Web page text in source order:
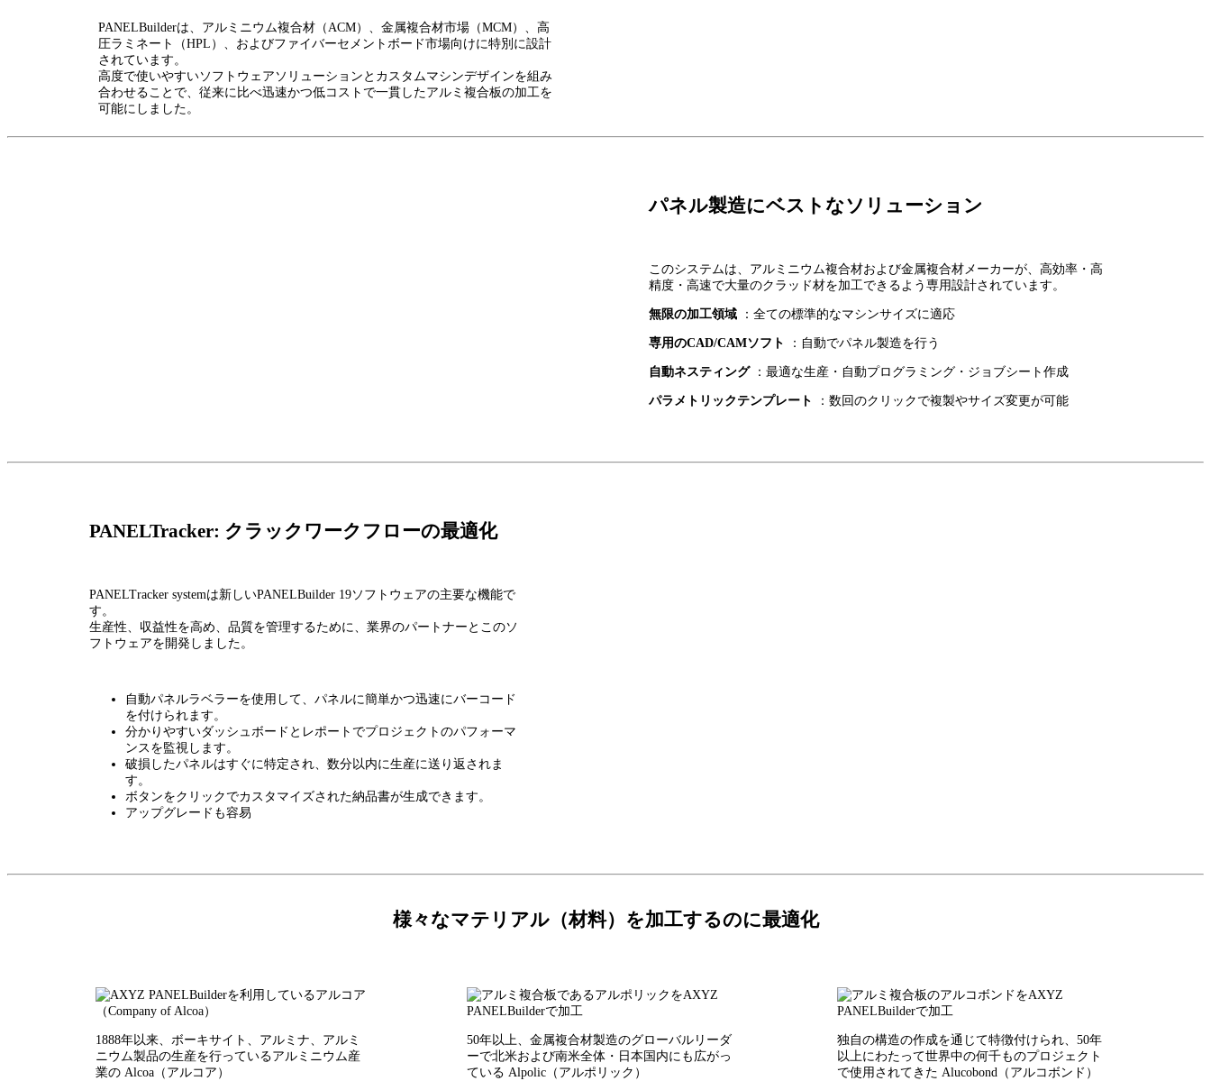
PANELBuilderは、アルミニウム複合材（ACM）、金属複合材市場（MCM）、高
圧ラミネート（HPL）、およびファイバーセメントボード市場向けに特別に設計
されています。
高度で使いやすいソフトウェアソリューションとカスタムマシンデザインを組み
合わせることで、従来に比べ迅速かつ低コストで一貫したアルミ複合板の加工を
可能にしました。
パネル製造にベストなソリューション
このシステムは、アルミニウム複合材および金属複合材メーカーが、高効率・高
精度・高速で大量のクラッド材を加工できるよう専用設計されています。
無限の加工領域 ：全ての標準的なマシンサイズに適応
専用のCAD/CAMソフト ：自動でパネル製造を行う
自動ネスティング：最適な生産・自動プログラミング・ジョブシート作成
パラメトリックテンプレート ：数回のクリックで複製やサイズ変更が可能
PANELTracker: クラックワークフローの最適化
PANELTracker systemは新しいPANELBuilder 19ソフトウェアの主要な機能で
す。
生産性、収益性を高め、品質を管理するために、業界のパートナーとこのソ
フトウェアを開発しました。
自動パネルラベラーを使用して、パネルに簡単かつ迅速にバーコード
を付けられます。
分かりやすいダッシュボードとレポートでプロジェクトのパフォーマ
ンスを監視します。
破損したパネルはすぐに特定され、数分以内に生産に送り返されま
す。
ボタンをクリックでカスタマイズされた納品書が生成できます。
アップグレードも容易
様々なマテリアル（材料）を加工するのに最適化
1888年以来、ボーキサイト、アルミナ、アルミ
ニウム製品の生産を行っているアルミニウム産
業の Alcoa（アルコア）
50年以上、金属複合材製造のグローバルリーダ
ーで北米および南米全体・日本国内にも広がっ
ている Alpolic（アルポリック）
独自の構造の作成を通じて特徴付けられ、50年
以上にわたって世界中の何千ものプロジェクト
で使用されてきた Alucobond（アルコボンド）